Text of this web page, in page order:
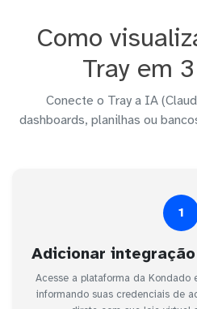
Como
Tray em
Conecte o Tray a IA
dashboards, planilhas ou
1
Adicionar
Acesse a plataforma da Kondado
informando suas credenciais de